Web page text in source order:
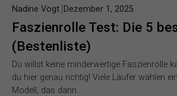
Faszienrolle Test: Die 5
(Bestenliste)
Nadine Vogt Dezember 1, 2025
Du willst keine minderwertige Faszienrolle
du hier genau richtig! Viele Läufer wählen
Modell, das dann…